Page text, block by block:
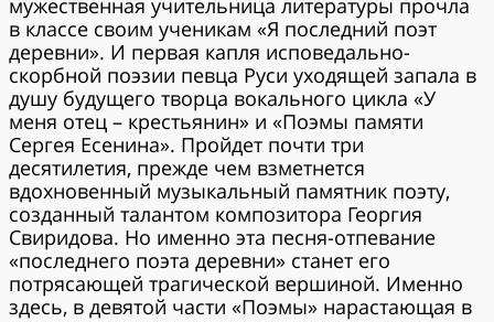
мужественная учительница литературы прочла
в классе своим ученикам «Я последний поэт
деревни». И первая капля исповедально-
скорбной поэзии певца Руси уходящей запала в
душу будущего творца вокального цикла «У
меня отец – крестьянин» и «Поэмы памяти
Сергея Есенина». Пройдет почти три
десятилетия, прежде чем взметнется
вдохновенный музыкальный памятник поэту,
созданный талантом композитора Георгия
Свиридова. Но именно эта песня-отпевание
«последнего поэта деревни» станет его
потрясающей трагической вершиной. Именно
здесь, в девятой части «Поэмы» нарастающая в